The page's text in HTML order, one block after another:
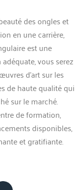
des ongles et
en une carrière,
est une
vous serez
d’art sur les
de haute qualité qui
sur le marché.
de formation,
disponibles,
et gratifiante.